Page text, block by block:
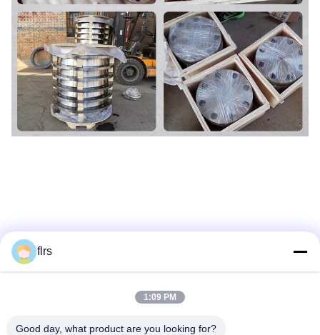
flrs
1:09 PM
Good day, what product are you looking for?